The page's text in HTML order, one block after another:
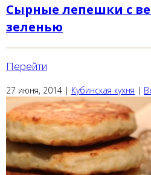
Сырные лепешки с
зеленью
Перейти
27 июня, 2014 | Кубинская кухня |